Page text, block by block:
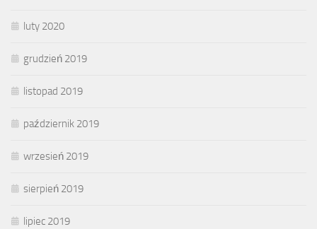
luty 2020
grudzień 2019
listopad 2019
październik 2019
wrzesień 2019
sierpień 2019
lipiec 2019